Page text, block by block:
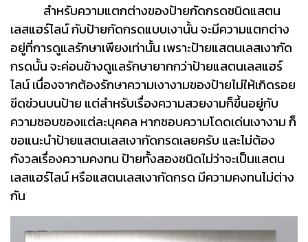
สำหรับความแตกต่างของป้ายกัดกรดชนิดแสตน
เลสแฮร์ไลน์ กับป้ายกัดกรดแบบเงานั้น จะมีความแตกต่าง
อยู่ที่การดูแลรักษาเพียงเท่านั้น เพราะป้ายแสตนเลสเงากัด
กรดนั้น จะค่อนข้างดูแลรักษายากกว่าป้ายแสตนเลสแฮร์
ไลน์ เนื่องจากต้องรักษาความเงางามของป้ายไม่ให้เกิดรอย
ขีดข่วนบนป้าย แต่สำหรับเรื่องความสวยงามก็ขึ้นอยู่กับ
ความชอบของแต่ละบุคคล หากชอบความโดดเด่นเงางาม ก็
ขอแนะนำป้ายแสตนเลสเงากัดกรดเลยครับ และไม่ต้อง
กังวลเรื่องความคงทน ป้ายทั้งสองชนิดไม่ว่าจะเป็นแสตน
เลสแฮร์ไลน์ หรือแสตนเลสเงากัดกรด มีความคงทนไม่ต่าง
กัน